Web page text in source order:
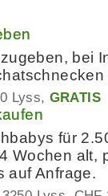
bei
Lyss GRATIS
für
Wochen alt,
auf Anfrage.